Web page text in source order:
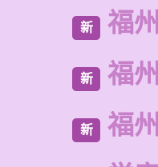
新 福
新 福
新
福